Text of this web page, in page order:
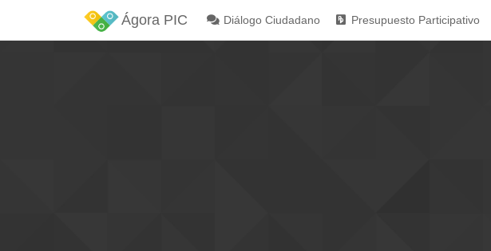
Ágora PIC Diálogo Ciudadano Presupuesto Participativo